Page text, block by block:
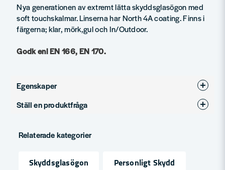
Nya generationen av extremt lätta skyddsglasögon med
soft touchskalmar. Linserna har North 4A coating. Finns i
färgerna; klar, mörk,gul och In/Outdoor.
Godk enl EN 166, EN 170.
Egenskaper
Produkttyp
Ställ en produktfråga
Fråga oss något om denna produkten...
Relaterade kategorier
Skyddsglasögon
Personligt Skydd